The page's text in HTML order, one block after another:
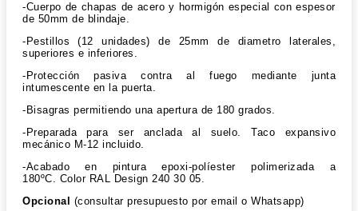
-Cuerpo de chapas de acero y hormigón especial con espesor
de 50mm de blindaje.
-Pestillos (12 unidades) de 25mm de diametro laterales,
superiores e inferiores.
-Protección pasiva contra al fuego mediante junta
intumescente en la puerta.
-Bisagras permitiendo una apertura de 180 grados.
-Preparada para ser anclada al suelo. Taco expansivo
mecánico M-12 incluido.
-Acabado en pintura epoxi-políester polimerizada a
180ºC. Color RAL Design 240 30 05.
Opcional (consultar presupuesto por email o Whatsapp)